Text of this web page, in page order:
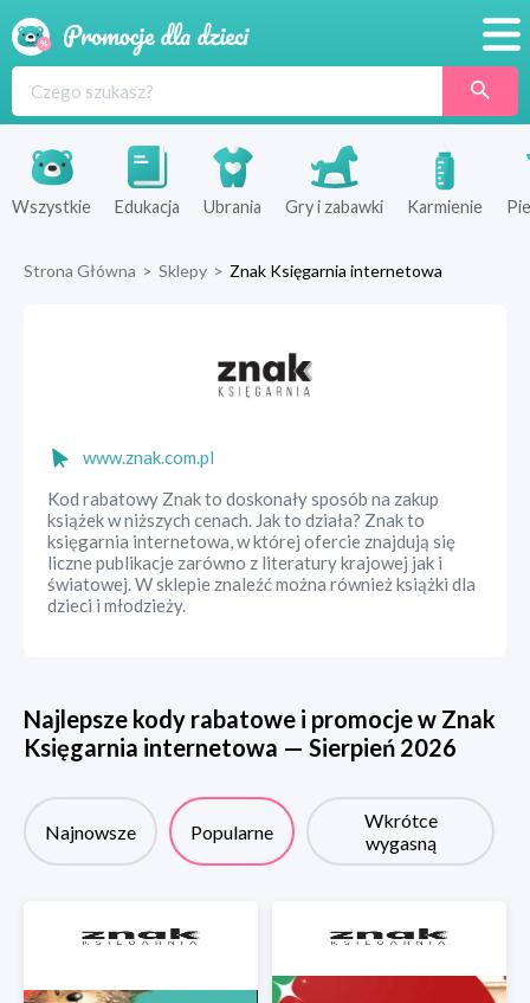
Produkty
Sklepy
Wszystkie Edukacja Ubrania Gry i zabawki Karmienie
Strona Główna > Sklepy > Znak Księgarnia internetowa
www.znak.com.pl
Kod rabatowy Znak to doskonały sposób na zakup
książek w niższych cenach. Jak to działa? Znak to
księgarnia internetowa, w której ofercie znajdują się
liczne publikacje zarówno z literatury krajowej jak i
światowej. W sklepie znaleźć można również książki dla
dzieci i młodzieży.
Najlepsze kody rabatowe i promocje w Znak
Księgarnia internetowa — Sierpień 2026
Najnowsze Popularne
Wkrótce
wygasną